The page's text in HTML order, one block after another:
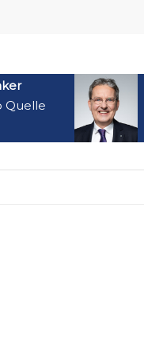
Quelle